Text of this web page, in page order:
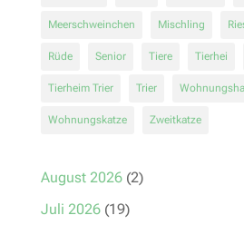
Meerschweinchen Mischling
Rüde Senior Tiere Tierhei
Tierheim Trier Trier
Wohnungskatze Zweitkatze
August 2026(2)
Juli 2026(19)